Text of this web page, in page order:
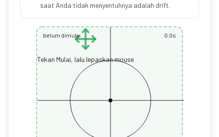
saat Anda tidak menyentuhnya adalah drift.
belum dimulai 0.0s
Tekan Mulai, lalu lepaskan mouse